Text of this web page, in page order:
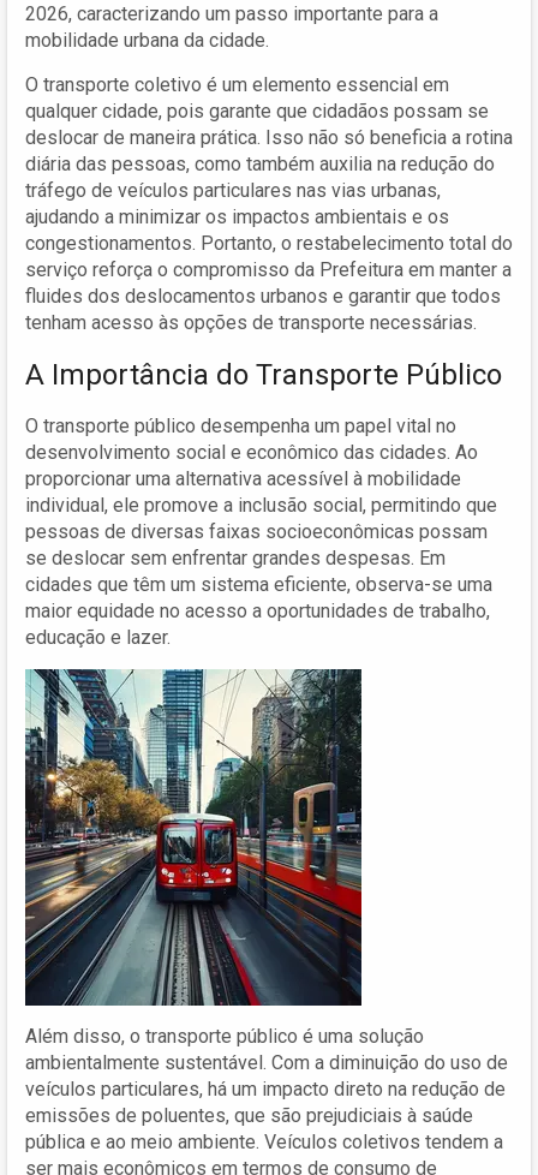
2026, caracterizando um passo importante para a
mobilidade urbana da cidade.
O transporte coletivo é um elemento essencial em
qualquer cidade, pois garante que cidadãos possam se
deslocar de maneira prática. Isso não só beneficia a rotina
diária das pessoas, como também auxilia na redução do
tráfego de veículos particulares nas vias urbanas,
ajudando a minimizar os impactos ambientais e os
congestionamentos. Portanto, o restabelecimento total do
serviço reforça o compromisso da Prefeitura em manter a
fluides dos deslocamentos urbanos e garantir que todos
tenham acesso às opções de transporte necessárias.
A Importância do Transporte Público
O transporte público desempenha um papel vital no
desenvolvimento social e econômico das cidades. Ao
proporcionar uma alternativa acessível à mobilidade
individual, ele promove a inclusão social, permitindo que
pessoas de diversas faixas socioeconômicas possam
se deslocar sem enfrentar grandes despesas. Em
cidades que têm um sistema eficiente, observa-se uma
maior equidade no acesso a oportunidades de trabalho,
educação e lazer.
Além disso, o transporte público é uma solução
ambientalmente sustentável. Com a diminuição do uso de
veículos particulares, há um impacto direto na redução de
emissões de poluentes, que são prejudiciais à saúde
pública e ao meio ambiente. Veículos coletivos tendem a
ser mais econômicos em termos de consumo de